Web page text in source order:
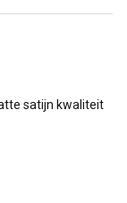
satijn kwaliteit